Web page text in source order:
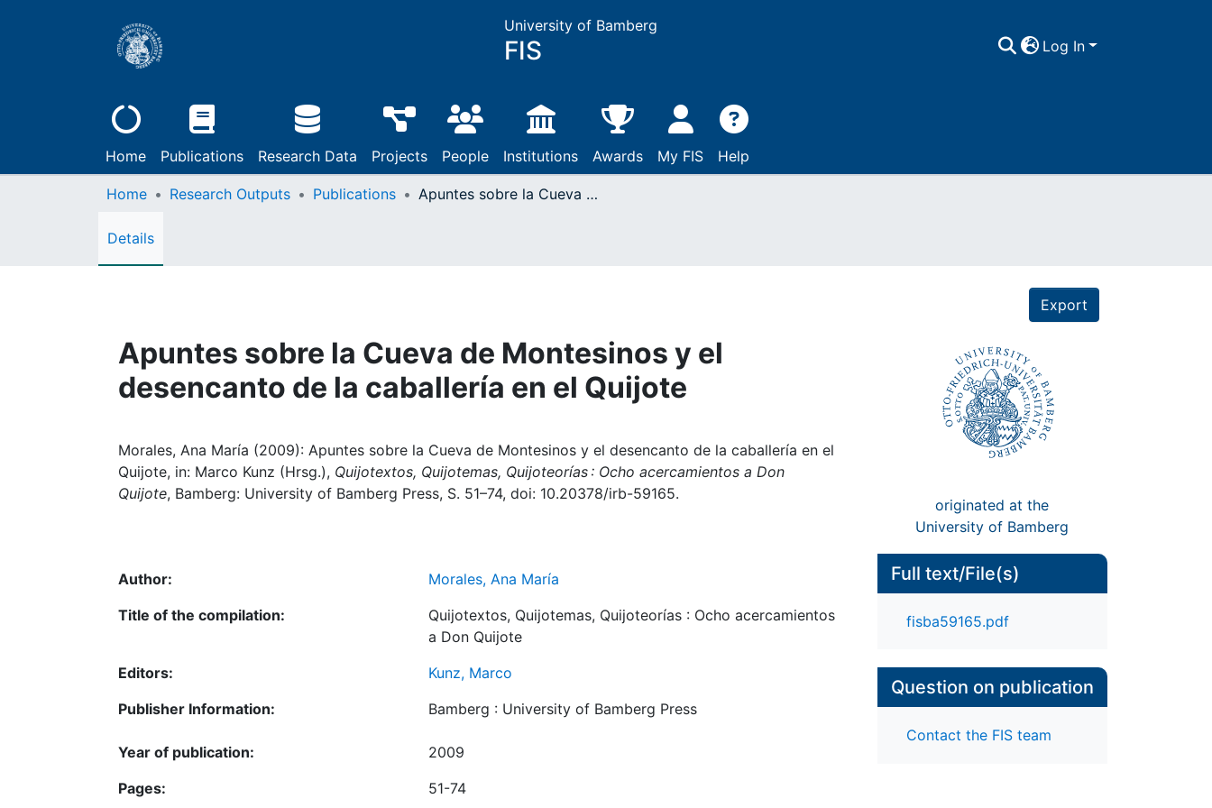
University of Bamberg
FIS Log In
Home Publications Research Data Projects People Institutions Awards My FIS Help
Home Research Outputs Publications Apuntes sobre la Cueva de Montesinos y el desencanto de la caballería en el Quijote
Details
Export
Apuntes sobre la Cueva de Montesinos y el
desencanto de la caballería en el Quijote
Morales, Ana María (2009): Apuntes sobre la Cueva de Montesinos y el desencanto de la caballería en el
Quijote, in: Marco Kunz (Hrsg.), Quijotextos, Quijotemas, Quijoteorías : Ocho acercamientos a Don
Quijote, Bamberg: University of Bamberg Press, S. 51–74, doi: 10.20378/irb-59165.
originated at the
University of Bamberg
Author:
Morales, Ana María
Title of the compilation:
Quijotextos, Quijotemas, Quijoteorías : Ocho acercamientos
a Don Quijote
Editors:
Kunz, Marco
Publisher Information:
Bamberg : University of Bamberg Press
Year of publication:
2009
Pages:
51-74
Full text/File(s)
fisba59165.pdf
Question on publication
Contact the FIS team